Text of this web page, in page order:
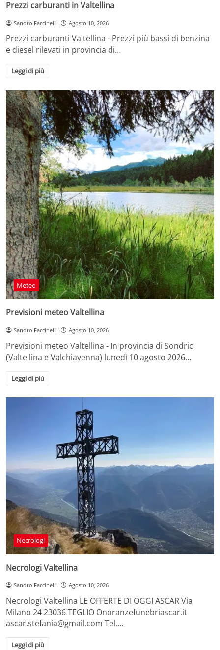
Prezzi carburanti in Valtellina
Sandro Faccinelli Agosto 10, 2026
Prezzi carburanti Valtellina - Prezzi più bassi di benzina
e diesel rilevati in provincia di…
Leggi di più
Meteo
Previsioni meteo Valtellina
Sandro Faccinelli Agosto 10, 2026
Previsioni meteo Valtellina - In provincia di Sondrio
(Valtellina e Valchiavenna) lunedì 10 agosto 2026…
Leggi di più
Necrologi
Necrologi Valtellina
Sandro Faccinelli Agosto 10, 2026
Necrologi Valtellina LE OFFERTE DI OGGI ASCAR Via
Milano 24 23036 TEGLIO Onoranzefunebriascar.it
ascar.stefania@gmail.com Tel.…
Leggi di più